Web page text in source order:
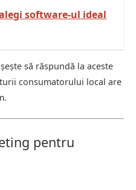
software-ul ideal
să răspundă la aceste
consumatorului local are
pentru